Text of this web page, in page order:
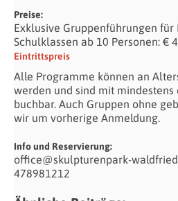
Preise:
Exklusive Gruppenführungen für
Schulklassen ab 10 Personen: €
Eintrittspreis
Alle Programme können an
werden und sind mit mindestens
buchbar. Auch Gruppen ohne
wir um vorherige Anmeldung.
Info und Reservierung:
office@skulpturenpark-
478981212